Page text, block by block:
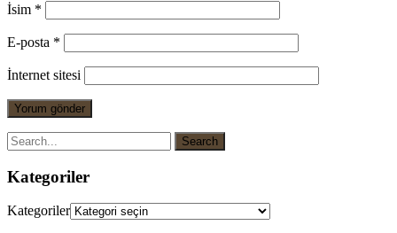
İsim *
E-posta *
İnternet sitesi
Kategoriler
Kategoriler